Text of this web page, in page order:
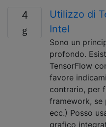
4
Utilizzo di
Intel
Sono un
profondo.
TensorFlow
favore
contrario, per
framework, se
ecc.) Posso
grafico